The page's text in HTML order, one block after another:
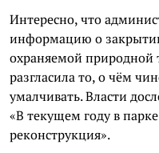
Интересно, что
информацию о
охраняемой
разгласила то, о чём
умалчивать. Власти
«В текущем году в
реконструкция».